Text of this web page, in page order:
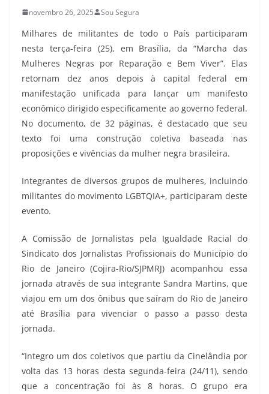
novembro 26, 2025 Sou Segura
Milhares de militantes de todo o País participaram
nesta terça-feira (25), em Brasília, da “Marcha das
Mulheres Negras por Reparação e Bem Viver”. Elas
retornam dez anos depois à capital federal em
manifestação unificada para lançar um manifesto
econômico dirigido especificamente ao governo federal.
No documento, de 32 páginas, é destacado que seu
texto foi uma construção coletiva baseada nas
proposições e vivências da mulher negra brasileira.
Integrantes de diversos grupos de mulheres, incluindo
militantes do movimento LGBTQIA+, participaram deste
evento.
A Comissão de Jornalistas pela Igualdade Racial do
Sindicato dos Jornalistas Profissionais do Município do
Rio de Janeiro (Cojira-Rio/SJPMRJ) acompanhou essa
jornada através de sua integrante Sandra Martins, que
viajou em um dos ônibus que saíram do Rio de Janeiro
até Brasília para vivenciar o passo a passo desta
jornada.
“Integro um dos coletivos que partiu da Cinelândia por
volta das 13 horas desta segunda-feira (24/11), sendo
que a concentração foi às 8 horas. O grupo era